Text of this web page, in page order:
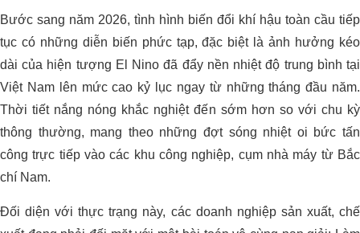
Bước sang năm 2026, tình hình biến đổi khí hậu toàn cầu tiếp
tục có những diễn biến phức tạp, đặc biệt là ảnh hưởng kéo
dài của hiện tượng El Nino đã đẩy nền nhiệt độ trung bình tại
Việt Nam lên mức cao kỷ lục ngay từ những tháng đầu năm.
Thời tiết nắng nóng khắc nghiệt đến sớm hơn so với chu kỳ
thông thường, mang theo những đợt sóng nhiệt oi bức tấn
công trực tiếp vào các khu công nghiệp, cụm nhà máy từ Bắc
chí Nam.
Đối diện với thực trạng này, các doanh nghiệp sản xuất, chế